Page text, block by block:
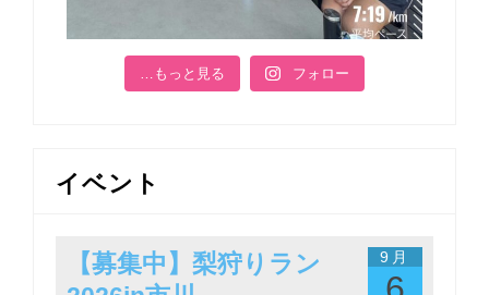
…もっと見る フォロー
イベント
9月
【募集中】梨狩りラン